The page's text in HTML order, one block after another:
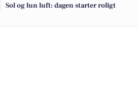
Sol og lun luft: dagen starter roligt